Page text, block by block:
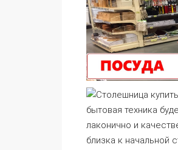
бытовая техника
лаконично и
близка к начальной